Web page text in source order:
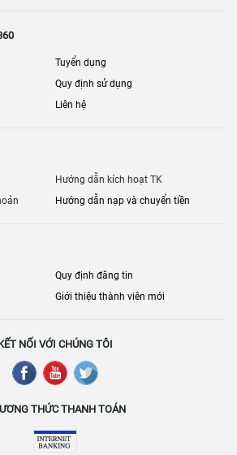
Tuyển dụng
Quy định sử dụng
Liên hệ
Hướng dẫn kích hoạt TK
Hướng dẫn nạp và chuyển tiền
Quy định đăng tin
Giới thiệu thành viên mới
NỐI VỚI CHÚNG TÔI
THỨC THANH TOÁN